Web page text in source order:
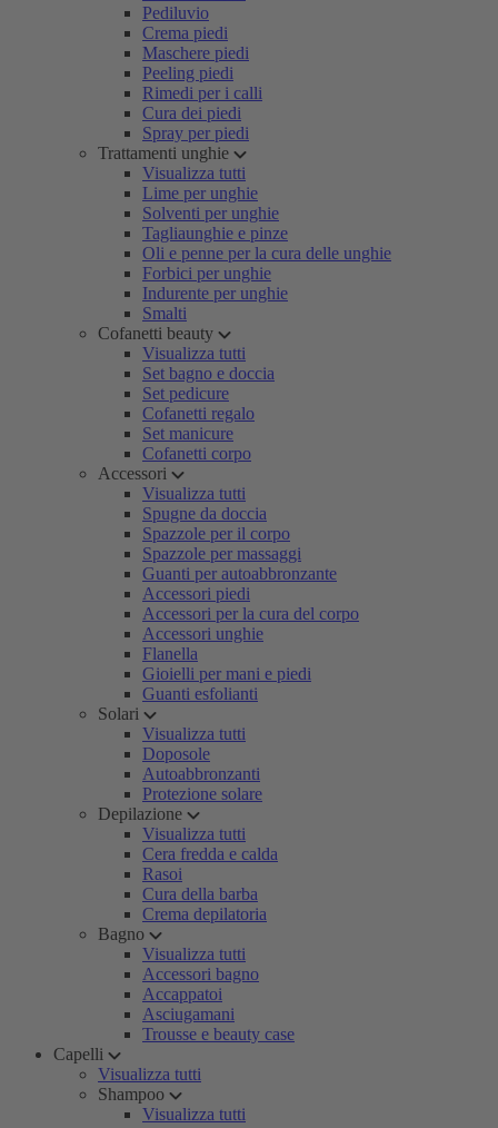
Pediluvio
Crema piedi
Maschere piedi
Peeling piedi
Rimedi per i calli
Cura dei piedi
Spray per piedi
Trattamenti unghie
Visualizza tutti
Lime per unghie
Solventi per unghie
Tagliaunghie e pinze
Oli e penne per la cura delle unghie
Forbici per unghie
Indurente per unghie
Smalti
Cofanetti beauty
Visualizza tutti
Set bagno e doccia
Set pedicure
Cofanetti regalo
Set manicure
Cofanetti corpo
Accessori
Visualizza tutti
Spugne da doccia
Spazzole per il corpo
Spazzole per massaggi
Guanti per autoabbronzante
Accessori piedi
Accessori per la cura del corpo
Accessori unghie
Flanella
Gioielli per mani e piedi
Guanti esfolianti
Solari
Visualizza tutti
Doposole
Autoabbronzanti
Protezione solare
Depilazione
Visualizza tutti
Cera fredda e calda
Rasoi
Cura della barba
Crema depilatoria
Bagno
Visualizza tutti
Accessori bagno
Accappatoi
Asciugamani
Trousse e beauty case
Capelli
Visualizza tutti
Shampoo
Visualizza tutti